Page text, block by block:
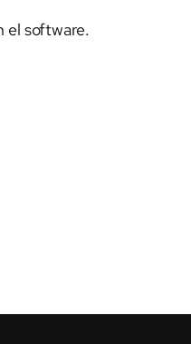
el software.